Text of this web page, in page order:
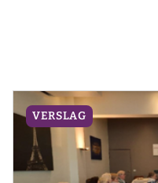
VERSLAG